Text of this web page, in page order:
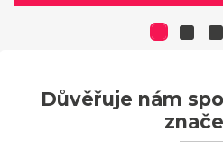
Důvěřuje nám